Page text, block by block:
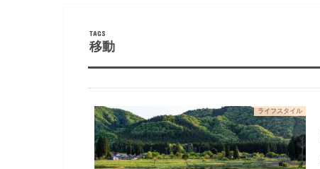
移動
ライフスタイル